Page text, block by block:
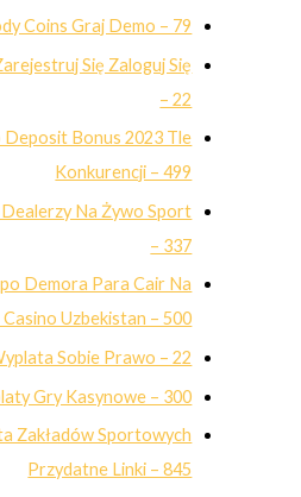
Coins Graj Demo – 79
Się Zaloguj Się
– 22
Bonus 2023 Tle
Konkurencji – 499
Na Żywo Sport
– 337
Demora Para Cair Na
Uzbekistan – 500
Sobie Prawo – 22
Gry Kasynowe – 300
Zakładów Sportowych
Przydatne Linki – 845